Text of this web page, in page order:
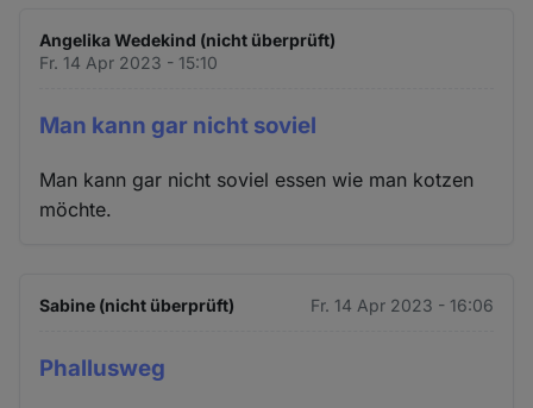
Angelika Wedekind (nicht überprüft)
Fr. 14 Apr 2023 - 15:10
Man kann gar nicht soviel
Man kann gar nicht soviel essen wie man kotzen
möchte.
Sabine (nicht überprüft) Fr. 14 Apr 2023 - 16:06
Phallusweg